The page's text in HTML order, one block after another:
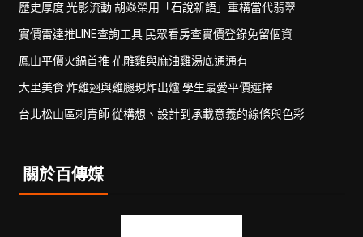
歷史厚度 光影流動 胡焱榮用「石說新語」重構當代翡翠
實價雷達推LINE查詢工具 民眾看房查實價登錄免留個資
鳳山平價火鍋首推 花雕雞與麻油雞湯底通通有
大里美食 炸雞翅與雞腿現炸出爐 學生最愛平價選擇
台北松山區刺青師 從構想、設計到承載意義的線條與色彩
關於百傳媒